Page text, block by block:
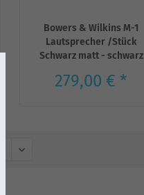
Bowers & Wilkins M-1
Lautsprecher /Stück
Schwarz matt - schwarz
279,00 € *